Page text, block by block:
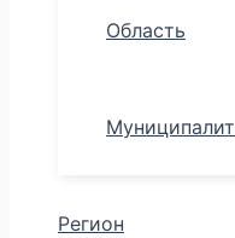
Область
Регион